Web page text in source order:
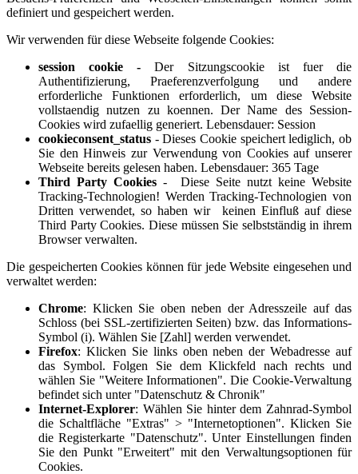
definiert und gespeichert werden.
Wir verwenden für diese Webseite folgende Cookies:
session cookie - Der Sitzungscookie ist fuer die
Authentifizierung, Praeferenzverfolgung und andere
erforderliche Funktionen erforderlich, um diese Website
vollstaendig nutzen zu koennen. Der Name des Session-
Cookies wird zufaellig generiert. Lebensdauer: Session
cookieconsent_status - Dieses Cookie speichert lediglich, ob
Sie den Hinweis zur Verwendung von Cookies auf unserer
Webseite bereits gelesen haben. Lebensdauer: 365 Tage
Third Party Cookies - Diese Seite nutzt keine Website
Tracking-Technologien! Werden Tracking-Technologien von
Dritten verwendet, so haben wir keinen Einfluß auf diese
Third Party Cookies. Diese müssen Sie selbstständig in ihrem
Browser verwalten.
Die gespeicherten Cookies können für jede Website eingesehen und
verwaltet werden:
Chrome: Klicken Sie oben neben der Adresszeile auf das
Schloss (bei SSL-zertifizierten Seiten) bzw. das Informations-
Symbol (i). Wählen Sie [Zahl] werden verwendet.
Firefox: Klicken Sie links oben neben der Webadresse auf
das Symbol. Folgen Sie dem Klickfeld nach rechts und
wählen Sie "Weitere Informationen". Die Cookie-Verwaltung
befindet sich unter "Datenschutz & Chronik"
Internet-Explorer: Wählen Sie hinter dem Zahnrad-Symbol
die Schaltfläche "Extras" > "Internetoptionen". Klicken Sie
die Registerkarte "Datenschutz". Unter Einstellungen finden
Sie den Punkt "Erweitert" mit den Verwaltungsoptionen für
Cookies.